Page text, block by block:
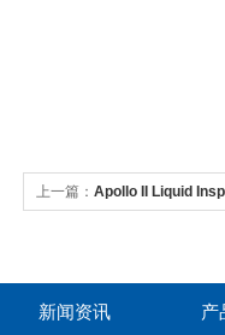
上一篇： Apollo II Liquid
新闻资讯 产